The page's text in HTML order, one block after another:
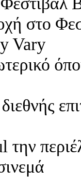
στo
Vary